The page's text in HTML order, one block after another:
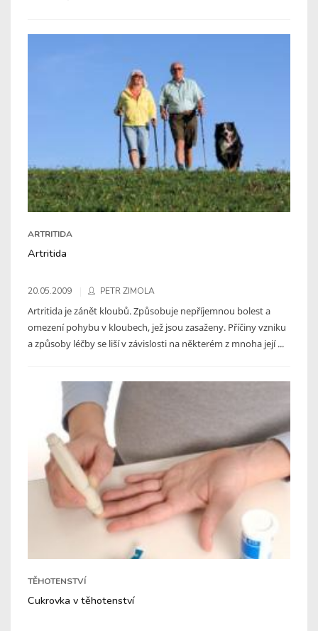
ARTRITIDA
Artritida
20.05.2009 PETR ZIMOLA
Artritida je zánět kloubů. Způsobuje nepříjemnou bolest a
omezení pohybu v kloubech, jež jsou zasaženy. Příčiny vzniku
a způsoby léčby se liší v závislosti na některém z mnoha její ...
TĚHOTENSTVÍ
Cukrovka v těhotenství